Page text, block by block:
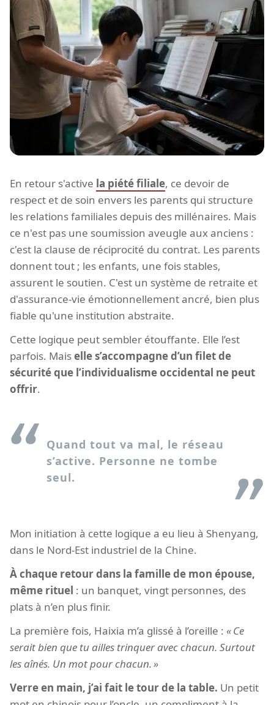
En retour s'active la piété filiale, ce devoir de
respect et de soin envers les parents qui structure
les relations familiales depuis des millénaires. Mais
ce n'est pas une soumission aveugle aux anciens :
c'est la clause de réciprocité du contrat. Les parents
donnent tout ; les enfants, une fois stables,
assurent le soutien. C'est un système de retraite et
d'assurance-vie émotionnellement ancré, bien plus
fiable qu'une institution abstraite.
Cette logique peut sembler étouffante. Elle l’est
parfois. Maiselle s’accompagne d’un filet de
sécurité que l’individualisme occidental ne peut
offrir.
Quand tout va mal, le réseau
s’active. Personne ne tombe
seul.
Mon initiation à cette logique a eu lieu à Shenyang,
dans le Nord-Est industriel de la Chine.
À chaque retour dans la famille de mon épouse,
même rituel : un banquet, vingt personnes, des
plats à n’en plus finir.
La première fois, Haixia m’a glissé à l’oreille :
Ce
serait bien que tu ailles trinquer avec chacun. Surtout
les aînés. Un mot pour chacun.
Verre en main, j’ai fait le tour de la table. Un petit